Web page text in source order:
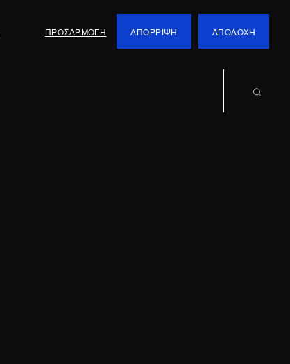
ΠΡΟΣΑΡΜΟΓΗ ΑΠΟΡΡΙΨΗ ΑΠΟΔΟΧΗ